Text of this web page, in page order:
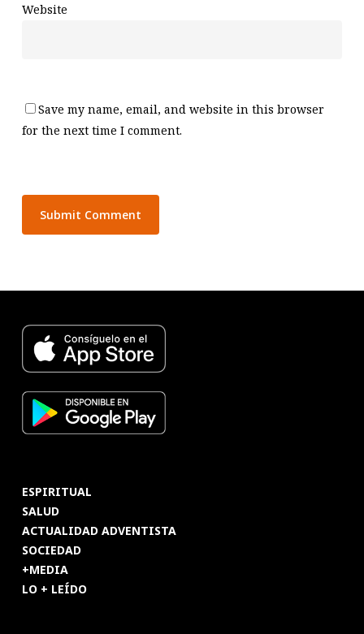
Website
Save my name, email, and website in this browser
for the next time I comment.
ESPIRITUAL
SALUD
ACTUALIDAD ADVENTISTA
SOCIEDAD
+MEDIA
LO + LEÍDO